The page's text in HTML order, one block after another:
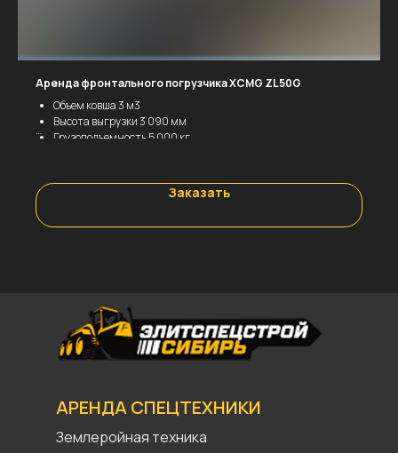
Аренда фронтального погрузчика XCMG ZL50G
Объем ковша 3 м3
Высота выгрузки 3 090 мм
Грузоподъемность 5 000 кг
За час – 1625 р.
Заказать
АРЕНДА СПЕЦТЕХНИКИ
Землеройная техника